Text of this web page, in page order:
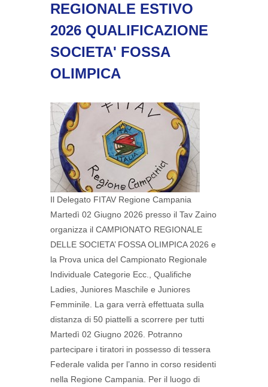
REGIONALE ESTIVO
2026 QUALIFICAZIONE
SOCIETA' FOSSA
OLIMPICA
Il Delegato FITAV Regione Campania
Martedì 02 Giugno 2026 presso il Tav Zaino
organizza il CAMPIONATO REGIONALE
DELLE SOCIETA’ FOSSA OLIMPICA 2026 e
la Prova unica del Campionato Regionale
Individuale Categorie Ecc., Qualifiche
Ladies, Juniores Maschile e Juniores
Femminile. La gara verrà effettuata sulla
distanza di 50 piattelli a scorrere per tutti
Martedì 02 Giugno 2026. Potranno
partecipare i tiratori in possesso di tessera
Federale valida per l’anno in corso residenti
nella Regione Campania. Per il luogo di